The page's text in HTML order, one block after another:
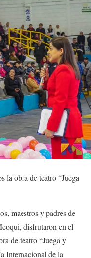
la obra de teatro “Juega
maestros y padres de
disfrutaron en el
de teatro “Juega y
Internacional de la